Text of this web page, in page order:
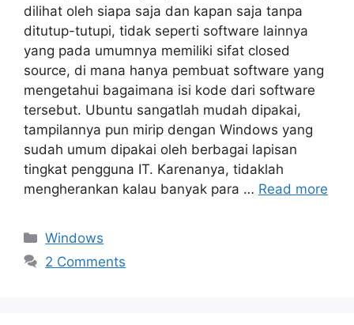
dilihat oleh siapa saja dan kapan saja tanpa
ditutup-tutupi, tidak seperti software lainnya
yang pada umumnya memiliki sifat closed
source, di mana hanya pembuat software yang
mengetahui bagaimana isi kode dari software
tersebut. Ubuntu sangatlah mudah dipakai,
tampilannya pun mirip dengan Windows yang
sudah umum dipakai oleh berbagai lapisan
tingkat pengguna IT. Karenanya, tidaklah
mengherankan kalau banyak para … Read more
Categories
Windows
2 Comments